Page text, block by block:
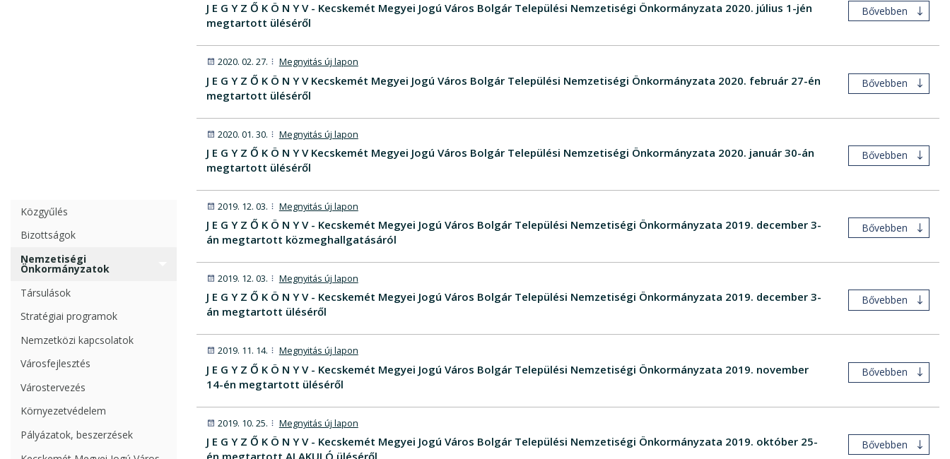
Közgyűlés
Bizottságok
Nemzetiségi
Önkormányzatok
Társulások
Stratégiai programok
Nemzetközi kapcsolatok
Városfejlesztés
Várostervezés
Környezetvédelem
Pályázatok, beszerzések
J E G Y Z Ő K Ö N Y V - Kecskemét Megyei Jogú Város Bolgár Települési Nemzetiségi Önkormányzata 2020. július 1-jén
megtartott üléséről
Bővebben
2020. 02. 27. Megnyitás új lapon
J E G Y Z Ő K Ö N Y V Kecskemét Megyei Jogú Város Bolgár Települési Nemzetiségi Önkormányzata 2020. február 27-én
megtartott üléséről
Bővebben
2020. 01. 30. Megnyitás új lapon
J E G Y Z Ő K Ö N Y V Kecskemét Megyei Jogú Város Bolgár Települési Nemzetiségi Önkormányzata 2020. január 30-án
megtartott üléséről
Bővebben
2019. 12. 03. Megnyitás új lapon
J E G Y Z Ő K Ö N Y V - Kecskemét Megyei Jogú Város Bolgár Települési Nemzetiségi Önkormányzata 2019. december 3-
án megtartott közmeghallgatásáról
Bővebben
2019. 12. 03. Megnyitás új lapon
J E G Y Z Ő K Ö N Y V - Kecskemét Megyei Jogú Város Bolgár Települési Nemzetiségi Önkormányzata 2019. december 3-
án megtartott üléséről
Bővebben
2019. 11. 14. Megnyitás új lapon
J E G Y Z Ő K Ö N Y V - Kecskemét Megyei Jogú Város Bolgár Települési Nemzetiségi Önkormányzata 2019. november
14-én megtartott üléséről
Bővebben
2019. 10. 25. Megnyitás új lapon
J E G Y Z Ő K Ö N Y V - Kecskemét Megyei Jogú Város Bolgár Települési Nemzetiségi Önkormányzata 2019. október 25-
Bővebben